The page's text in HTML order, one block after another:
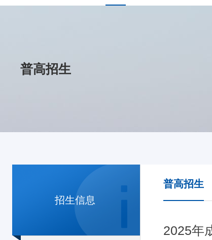
普高招生
招生信息
普高招生
2025年